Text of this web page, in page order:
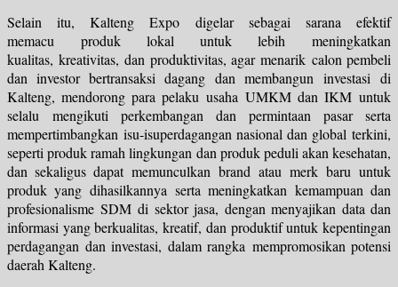
Selain itu, Kalteng Expo digelar sebagai sarana efektif
memacu produk lokaluntuk lebihmeningkatkan
kualitas,kreativitas, dan produktivitas, agarmenarik calon pembeli
dan investor bertransaksi dagang dan membangun investasidi
Kalteng, mendorong para pelaku usaha UMKM dan IKMuntuk
selalu mengikutiperkembangan dan permintaan pasarserta
mempertimbangkan isu-isuperdagangan nasional dan global terkini,
seperti produk ramah lingkungan dan produk peduli akan kesehatan,
dan sekaligus dapat memunculkan brand atau merk baru untuk
produk yang dihasilkannyaserta meningkatkan kemampuan dan
profesionalisme SDMdi sektor jasa, dengan menyajikan data dan
informasi yang berkualitas, kreatif, dan produktif untuk kepentingan
perdagangan dan investasi, dalam rangka mempromosikan potensi
daerah Kalteng.